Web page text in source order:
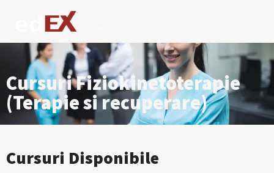
Cursuri Fiziokinetoterapie
(Terapie si recuperare)
Cursuri Disponibile